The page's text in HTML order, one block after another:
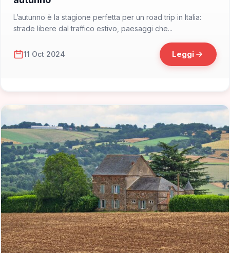
L’autunno è la stagione perfetta per un road trip in Italia:
strade libere dal traffico estivo, paesaggi che...
11 Oct 2024 Leggi